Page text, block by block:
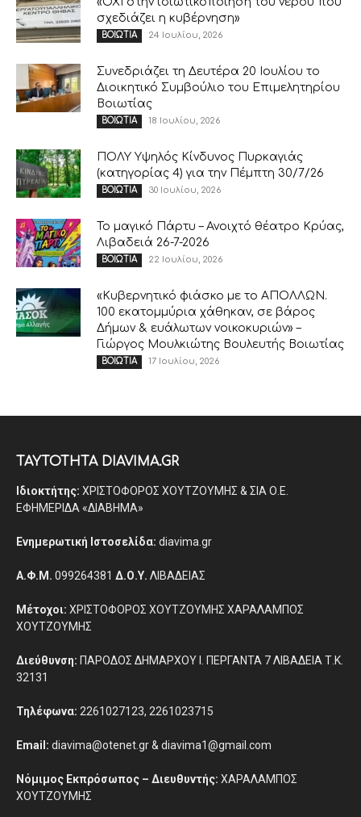
σχεδιάζει η κυβέρνηση»
ΒΟΙΩΤΙΑ 24 Ιουλίου, 2026
Συνεδριάζει τη Δευτέρα 20 Ιουλίου το
Διοικητικό Συμβούλιο του Επιμελητηρίου
Βοιωτίας
ΒΟΙΩΤΙΑ 18 Ιουλίου, 2026
ΠΟΛΥ Υψηλός Κίνδυνος Πυρκαγιάς
(κατηγορίας 4) για την Πέμπτη 30/7/26
ΒΟΙΩΤΙΑ 30 Ιουλίου, 2026
Το μαγικό Πάρτυ – Ανοιχτό θέατρο Κρύας,
Λιβαδειά 26-7-2026
ΒΟΙΩΤΙΑ 22 Ιουλίου, 2026
«Κυβερνητικό φιάσκο με το ΑΠΟΛΛΩΝ.
100 εκατομμύρια χάθηκαν, σε βάρος
Δήμων & ευάλωτων νοικοκυριών» –
Γιώργος Μουλκιώτης Βουλευτής Βοιωτίας
ΒΟΙΩΤΙΑ 17 Ιουλίου, 2026
ΤΑΥΤΟΤΗΤΑ DIAVIMA.GR
Ιδιοκτήτης: ΧΡΙΣΤΟΦΟΡΟΣ ΧΟΥΤΖΟΥΜΗΣ & ΣΙΑ Ο.Ε.
ΕΦΗΜΕΡΙΔΑ «ΔΙΑΒΗΜΑ»
Ενημερωτική Ιστοσελίδα: diavima.gr
Α.Φ.Μ. 099264381 Δ.Ο.Υ. ΛΙΒΑΔΕΙΑΣ
Μέτοχοι: ΧΡΙΣΤΟΦΟΡΟΣ ΧΟΥΤΖΟΥΜΗΣ ΧΑΡΑΛΑΜΠΟΣ
ΧΟΥΤΖΟΥΜΗΣ
Διεύθυνση: ΠΑΡΟΔΟΣ ΔΗΜΑΡΧΟΥ Ι. ΠΕΡΓΑΝΤΑ 7 ΛΙΒΑΔΕΙΑ Τ.Κ.
32131
Τηλέφωνα: 2261027123, 2261023715
Email: diavima@otenet.gr & diavima1@gmail.com
Νόμιμος Εκπρόσωπος – Διευθυντής: ΧΑΡΑΛΑΜΠΟΣ
ΧΟΥΤΖΟΥΜΗΣ